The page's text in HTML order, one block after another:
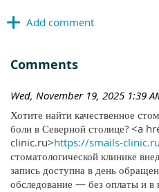
Comments
Wed, November 19, 2025 1:39
Хотите найти качественное
боли в Северной столице? <a
clinic.ru>https://smails-
стоматологической клинике
запись доступна в день
обследование — без оплаты и в